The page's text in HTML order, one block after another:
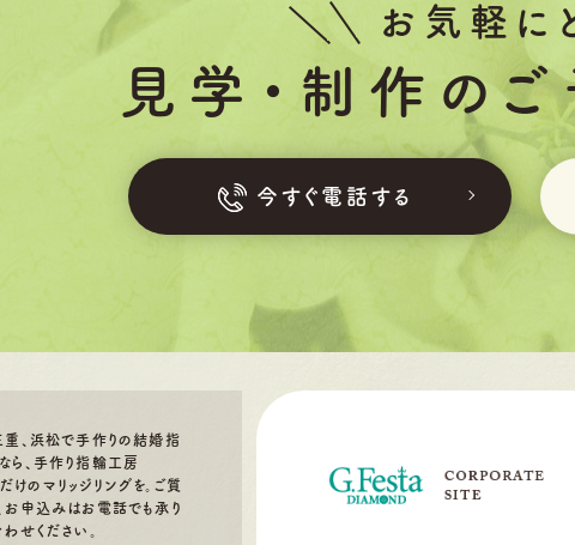
お気軽に
見学・制作のご
今すぐ電話する
重、浜松で手作りの結婚指
ら、手作り指輪工房
のマリッジリングを。ご質
お申込みはお電話でも承り
せください。